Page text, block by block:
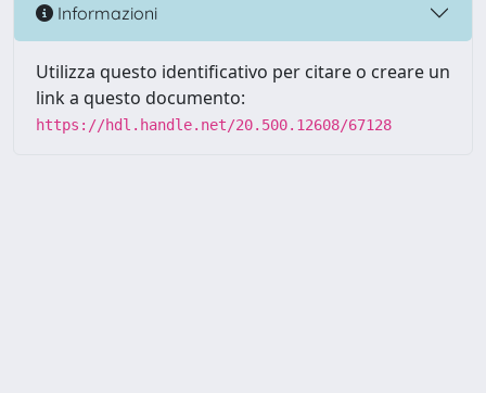
Informazioni
Utilizza questo identificativo per citare o creare un
link a questo documento:
https://hdl.handle.net/20.500.12608/67128